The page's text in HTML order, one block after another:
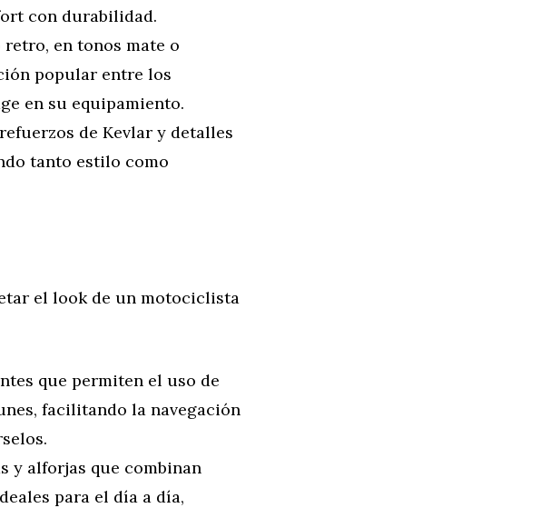
con durabilidad.
en tonos mate o
popular entre los
en su equipamiento.
de Kevlar y detalles
tanto estilo como
el look de un motociclista
que permiten el uso de
facilitando la navegación
y alforjas que combinan
para el día a día,